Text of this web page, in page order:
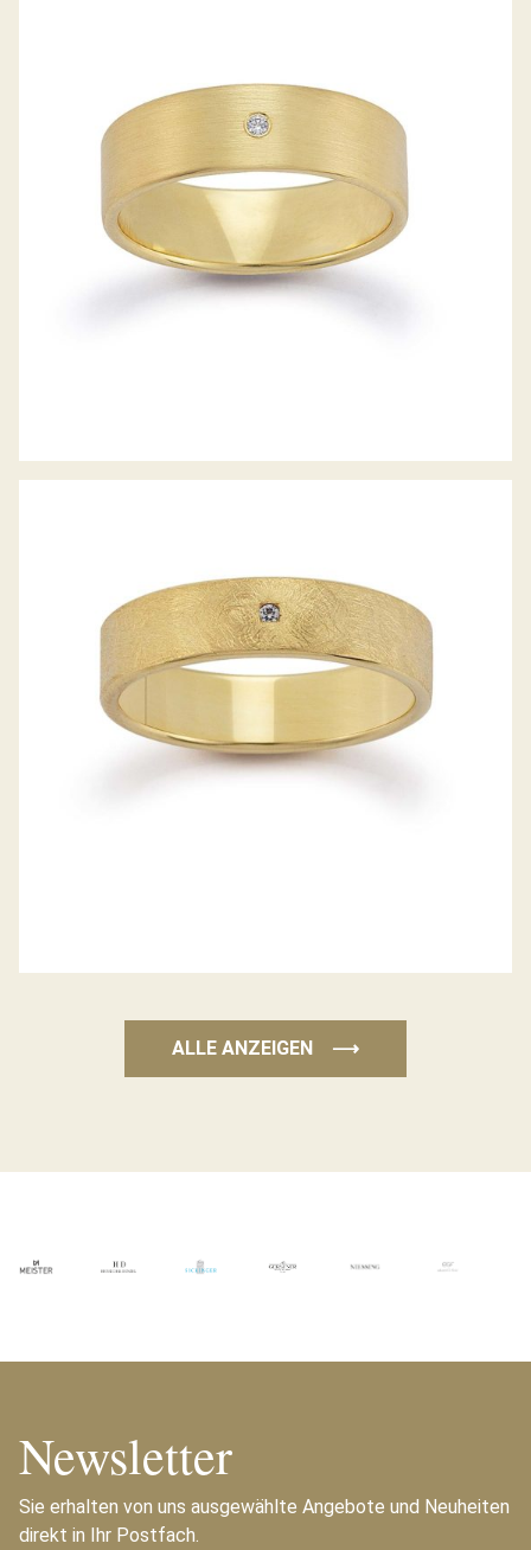
GERSTNER TRAURINGE
GERSTNER TRAURINGE
ALLE ANZEIGEN ⟶
Newsletter
Sie erhalten von uns ausgewählte Angebote und Neuheiten
direkt in Ihr Postfach.